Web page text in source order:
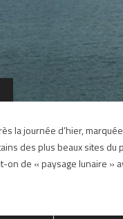
la journée d’hier,
des plus beaux sites
on de « paysage lunaire »